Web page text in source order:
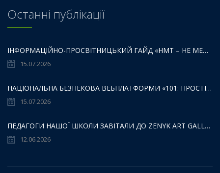
Останні публікації
ІНФОРМАЦІЙНО-ПРОСВІТНИЦЬКИЙ ГАЙД «НМТ – НЕ МЕЖА ТВОЇХ МОЖЛИВОСТЕЙ».
15.07.2026
НАЦІОНАЛЬНА БЕЗПЕКОВА ВЕБПЛАТФОРМИ «101: ПРОСТІР БЕЗПЕКИ ДЛЯ ДІТЕЙ,БАТЬКІВ ТА ОСВІТЯН»:
15.07.2026
ПЕДАГОГИ НАШОЇ ШКОЛИ ЗАВІТАЛИ ДО ZENYK ART GALLERY
12.06.2026